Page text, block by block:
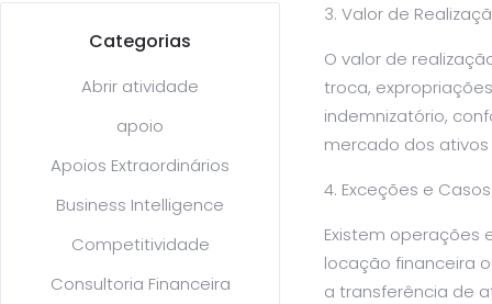
Categorias
Abrir atividade
apoio
Apoios Extraordinários
Business Intelligence
Competitividade
Consultoria Financeira
Valor de
O valor de
troca,
indemnizatório,
mercado dos
Exceções e
Existem operações
locação financeira
a transferência de